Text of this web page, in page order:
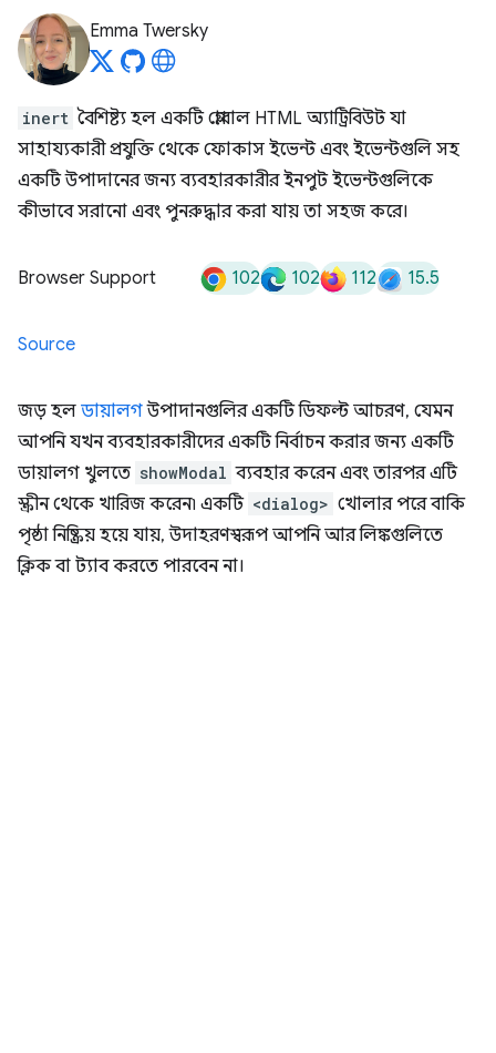
Emma Twersky
inert বৈশিষ্ট্য হল একটি গ্লোবাল HTML অ্যাট্রিবিউট যা
সাহায্যকারী প্রযুক্তি থেকে ফোকাস ইভেন্ট এবং ইভেন্টগুলি সহ
একটি উপাদানের জন্য ব্যবহারকারীর ইনপুট ইভেন্টগুলিকে
কীভাবে সরানো এবং পুনরুদ্ধার করা যায় তা সহজ করে।
Browser Support 102 102 112 15.5
Source
জড় হল ডায়ালগউপাদানগুলির একটি ডিফল্ট আচরণ, যেমন
আপনি যখন ব্যবহারকারীদের একটি নির্বাচন করার জন্য একটি
ডায়ালগ খুলতে showModal ব্যবহার করেন এবং তারপর এটি
স্ক্রীন থেকে খারিজ করেন৷ একটি <dialog> খোলার পরে বাকি
পৃষ্ঠা নিষ্ক্রিয় হয়ে যায়, উদাহরণস্বরূপ আপনি আর লিঙ্কগুলিতে
ক্লিক বা ট্যাব করতে পারবেন না।